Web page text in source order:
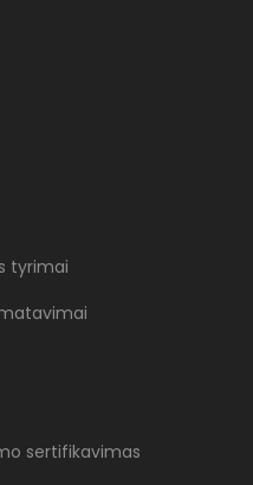
tyrimai
sertifikavimas